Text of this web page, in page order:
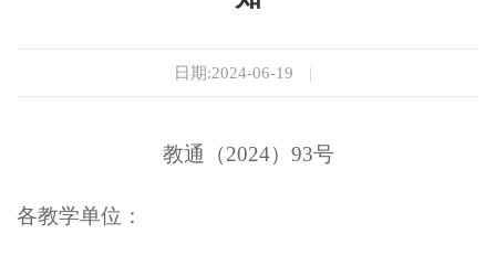
日期:2024-06-19 |
教通（2024）93号
各教学单位：